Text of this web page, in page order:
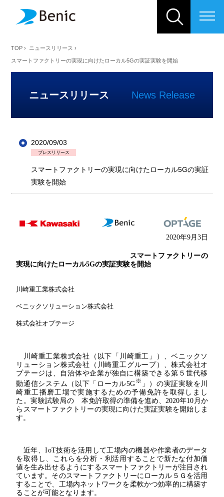
ベニックソリューション株式会
TOP › ニュースリリース ›
スマートファクトリーの実現に向けたローカル5Gの実証実験を開始
ニュースリリース News Release
2020/09/03
プレスリリース
スマートファクトリーの実現に向けたローカル5Gの実証
実験を開始
2020年9月 3日
スマートファクトリーの
実現に向けた ローカル5Gの実証実験を開始
川崎重工業株式会社
ベニックソリューション株式会社
株式会社オプテージ
川崎重工業株式会社（以下「川崎重工」）、ベニックソ
リューション株式会社（川崎重工グループ）、株式会社オ
プテージは、
自治体や企業が独自に構築できる第５世代移
動通信システム（以下「ローカル5G※ 」）の実証実験を川
崎重工播磨工場で実施するための予備免許を取得しまし
た。実験試験局の 本免許取得の準備を進め、 2020年10 月か
らスマートファクトリーの実現に向けた実証実験を開始しま
す。
近年、IoT技術を活用して工場内の機器や作業者のデータ
を取得し、これらを分析・利活用することで新たな付加価
値を生み出せるようにするスマートファクトリーが注目され
ています。そのスマートファクトリーにローカル５Ｇを活用
することで、工場内ネットワークを柔軟かつ効率的に構築す
ることが可能となります。